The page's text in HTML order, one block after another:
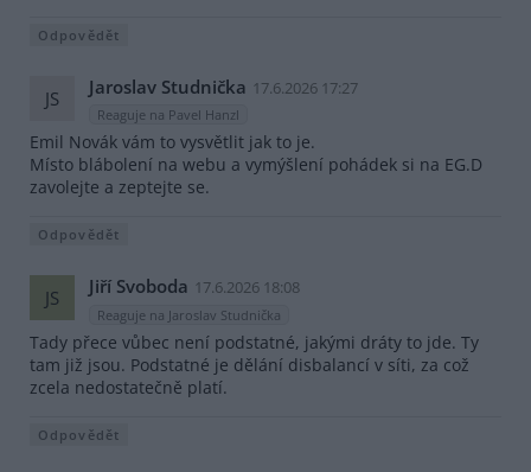
Odpovědět
JS Jaroslav Studnička 17.6.2026 17:27
Reaguje na Pavel Hanzl
Emil Novák vám to vysvětlit jak to je.
Místo blábolení na webu a vymýšlení pohádek si na EG.D
zavolejte a zeptejte se.
Odpovědět
JS Jiří Svoboda 17.6.2026 18:08
Reaguje na Jaroslav Studnička
Tady přece vůbec není podstatné, jakými dráty to jde. Ty
tam již jsou. Podstatné je dělání disbalancí v síti, za což
zcela nedostatečně platí.
Odpovědět